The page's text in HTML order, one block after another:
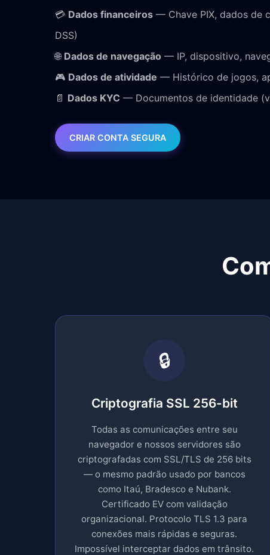
💳 Dados financeiros — Chave PIX, dados de
DSS)
🌐 Dados de navegação — IP, dispositivo,
🎮 Dados de atividade — Histórico de jogos,
📄 Dados KYC — Documentos de identidade
CRIAR CONTA SEGURA
🔒
Criptografia SSL 256-bit
Todas as comunicações entre seu
navegador e nossos servidores são
criptografadas com SSL/TLS de 256 bits
— o mesmo padrão usado por bancos
como Itaú, Bradesco e Nubank.
Certificado EV com validação
organizacional. Protocolo TLS 1.3 para
conexões mais rápidas e seguras.
Impossível interceptar dados em trânsito.